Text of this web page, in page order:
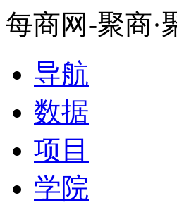
每商网-聚商·
导航
数据
项目
学院